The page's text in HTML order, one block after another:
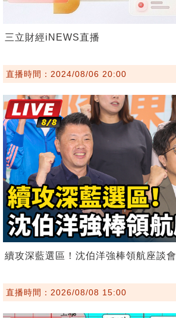
三立財經iNEWS直播
直播時間：2024/08/06 20:00
續攻深藍選區！沈伯洋強棒領航座談會
直播時間：2026/08/08 15:00